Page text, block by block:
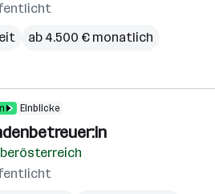
ab 4.500 € monatlich
Einblicke